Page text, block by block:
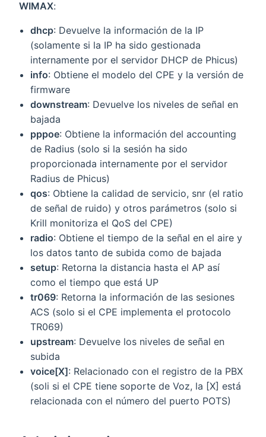
WIMAX:
dhcp: Devuelve la información de la IP
(solamente si la IP ha sido gestionada
internamente por el servidor DHCP de Phicus)
info: Obtiene el modelo del CPE y la versión de
firmware
downstream: Devuelve los niveles de señal en
bajada
pppoe: Obtiene la información del accounting
de Radius (solo si la sesión ha sido
proporcionada internamente por el servidor
Radius de Phicus)
qos: Obtiene la calidad de servicio, snr (el ratio
de señal de ruido) y otros parámetros (solo si
Krill monitoriza el QoS del CPE)
radio: Obtiene el tiempo de la señal en el aire y
los datos tanto de subida como de bajada
setup: Retorna la distancia hasta el AP así
como el tiempo que está UP
tr069: Retorna la información de las sesiones
ACS (solo si el CPE implementa el protocolo
TR069)
upstream: Devuelve los niveles de señal en
subida
voice[X]: Relacionado con el registro de la PBX
(soli si el CPE tiene soporte de Voz, la [X] está
relacionada con el número del puerto POTS)